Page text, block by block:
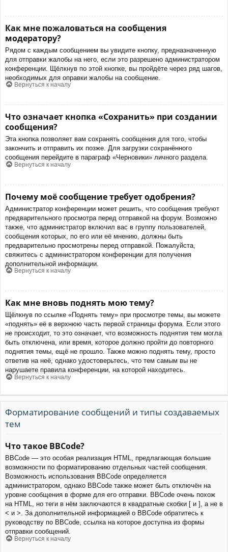
Как мне пожаловаться на сообщения
модератору?
Рядом с каждым сообщением вы увидите кнопку, предназначенную
для отправки жалобы на него, если это разрешено администратором
конференции. Щёлкнув по этой кнопке, вы пройдёте через ряд шагов,
необходимых для оправки жалобы на сообщение.
Вернуться к началу
Что означает кнопка «Сохранить» при создании
сообщения?
Эта кнопка позволяет вам сохранять сообщения для того, чтобы
закончить и отправить их позже. Для загрузки сохранённого
сообщения перейдите в параграф «Черновики» личного раздела.
Вернуться к началу
Почему моё сообщение требует одобрения?
Администратор конференции может решить, что сообщения требуют
предварительного просмотра перед отправкой на форум. Возможно
также, что администратор включил вас в группу пользователей,
сообщения которых, по его или её мнению, должны быть
предварительно просмотрены перед отправкой. Пожалуйста,
свяжитесь с администратором конференции для получения
дополнительной информации.
Вернуться к началу
Как мне вновь поднять мою тему?
Щёлкнув по ссылке «Поднять тему» при просмотре темы, вы можете
«поднять» её в верхнюю часть первой страницы форума. Если этого
не происходит, то это означает, что возможность поднятия тем могла
быть отключена, или время, которое должно пройти до повторного
поднятия темы, ещё не прошло. Также можно поднять тему, просто
ответив на неё, однако удостоверьтесь, что тем самым вы не
нарушаете правила конференции, на которой находитесь.
Вернуться к началу
Форматирование сообщений и типы создаваемых
тем
Что такое BBCode?
BBCode — это особая реализация HTML, предлагающая большие
возможности по форматированию отдельных частей сообщения.
Возможность использования BBCode определяется
администратором, однако BBCode также может быть отключён на
уровне сообщения в форме для его отправки. BBCode очень похож
на HTML, но теги в нём заключаются в квадратные скобки [ и ], а не в
< и >. За дополнительной информацией о BBCode обратитесь к
руководству по BBCode, ссылка на которое доступна из формы
отправки сообщений.
Вернуться к началу